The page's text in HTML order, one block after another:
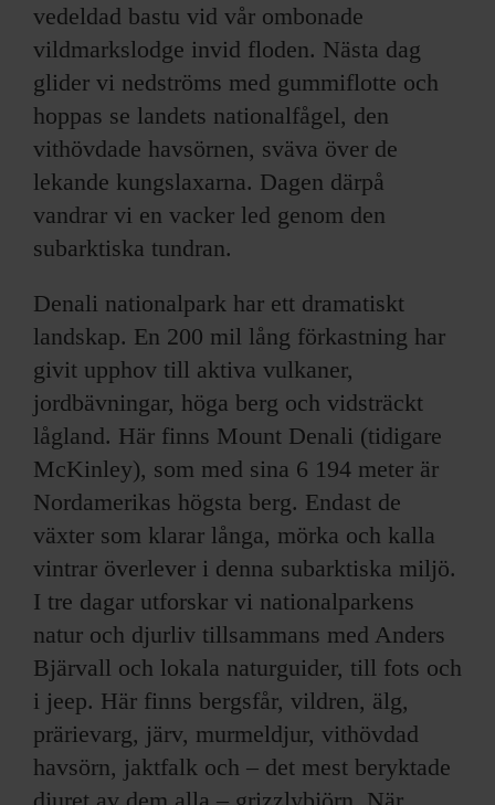
vedeldad bastu vid vår ombonade
vildmarkslodge invid floden. Nästa dag
glider vi nedströms med gummiflotte och
hoppas se landets nationalfågel, den
vithövdade havsörnen, sväva över de
lekande kungslaxarna. Dagen därpå
vandrar vi en vacker led genom den
subarktiska tundran.
Denali nationalpark har ett dramatiskt
landskap. En 200 mil lång förkastning har
givit upphov till aktiva vulkaner,
jordbävningar, höga berg och vidsträckt
lågland. Här finns Mount Denali (tidigare
McKinley), som med sina 6 194 meter är
Nordamerikas högsta berg. Endast de
växter som klarar långa, mörka och kalla
vintrar överlever i denna subarktiska miljö.
I tre dagar utforskar vi nationalparkens
natur och djurliv tillsammans med Anders
Bjärvall och lokala naturguider, till fots och
i jeep. Här finns bergsfår, vildren, älg,
prärievarg, järv, murmeldjur, vithövdad
havsörn, jaktfalk och – det mest beryktade